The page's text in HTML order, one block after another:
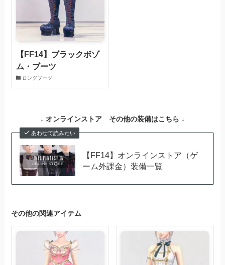
【FF14】ブラックボゾ
ム・ブーツ
ロングブーツ
↓ オンラインストア その他の装備はこちら ↓
あわせて読みたい
【FF14】オンラインストア（ゲ
ーム外課金）装備一覧
その他の関連アイテム